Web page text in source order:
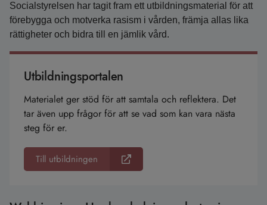
Socialstyrelsen har tagit fram ett utbildningsmaterial för att
förebygga och motverka rasism i vården, främja allas lika
rättigheter och bidra till en jämlik vård.
Utbildningsportalen
Materialet ger stöd för att samtala och reflektera. Det
tar även upp frågor för att se vad som kan vara nästa
steg för er.
Till utbildningen